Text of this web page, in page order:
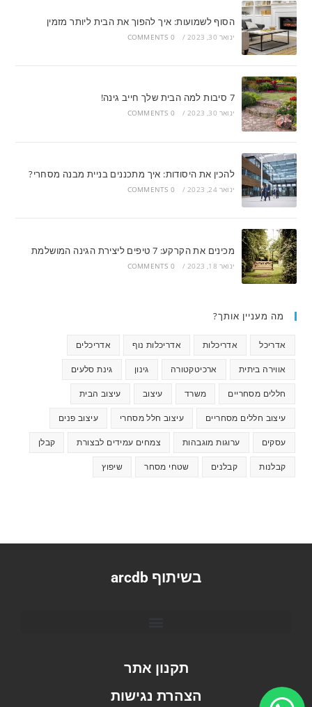
הסוף לשמועות: איך להפוך את הבית ליותר מזמין
ינואר 30, 2023 /
0 COMMENTS
7 סיבות למה הבית שלך חייב גינה!
ינואר 30, 2023 /
0 COMMENTS
להכין את היסודות: איך מתכננים בניית מבנה מסחרי?
ינואר 24, 2023 /
0 COMMENTS
מכינים את הקרקע: 7 טיפים ליצירת הגינה המושלמת
ינואר 18, 2023 /
0 COMMENTS
מה מעניין אותך?
אדריכל אדריכלות אדריכלות נוף אדריכלים
אווירה ביתית ארכיטקטורה גינון גינת סלעים
חללים מסחריים משרד עיצוב עיצוב הבית
עיצוב חללים מסחריים עיצוב חלל מסחרי עיצוב פנים
עסקים ערוגות מוגבהות צמחים עמידים לבצורת קבלן
קבלנות קבלנים שטחי מסחר שיפוץ
בשיתוף arcdb
תקנון אתר
הצהרת נגישות